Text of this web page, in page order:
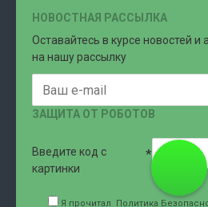
НОВОСТНАЯ РАССЫЛКА
Оставайтесь в курсе новостей
на нашу рассылку
ЗАЩИТА ОТ РОБОТОВ
Введите код с
картинки
Я прочитал Политика